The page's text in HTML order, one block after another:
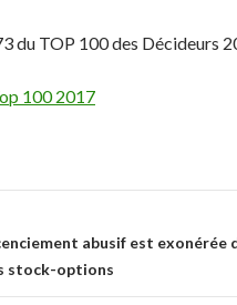
du TOP 100 des Décideurs
100 2017
abusif est exonérée
stock-options